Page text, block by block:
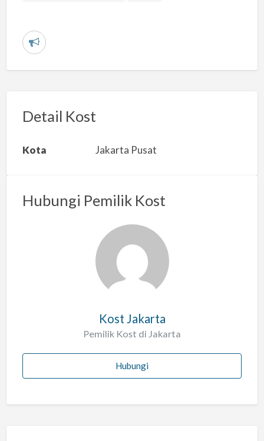
L
r
a
s
Detail Kost
Kota Jakarta Pusat
Hubungi Pemilik Kost
Kost Jakarta
Pemilik Kost di Jakarta
Hubungi